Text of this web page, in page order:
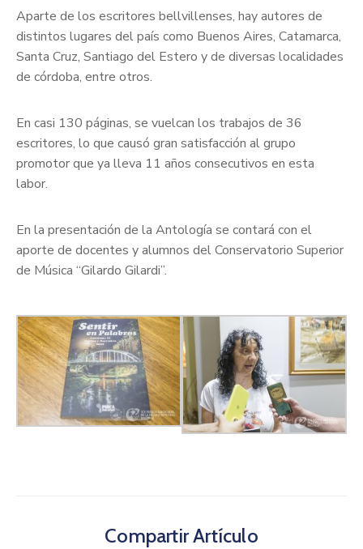
Aparte de los escritores bellvillenses, hay autores de
distintos lugares del país como Buenos Aires, Catamarca,
Santa Cruz, Santiago del Estero y de diversas localidades
de córdoba, entre otros.
En casi 130 páginas, se vuelcan los trabajos de 36
escritores, lo que causó gran satisfacción al grupo
promotor que ya lleva 11 años consecutivos en esta
labor.
En la presentación de la Antología se contará con el
aporte de docentes y alumnos del Conservatorio Superior
de Música “Gilardo Gilardi”.
Compartir Artículo